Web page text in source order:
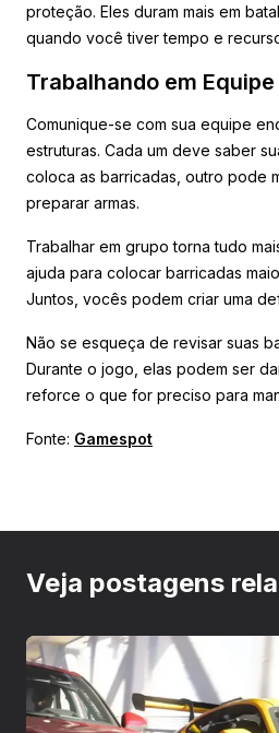
proteção. Eles duram mais em
quando você tiver tempo e
Trabalhando em Equipe
Comunique-se com sua equipe
estruturas. Cada um deve saber
coloca as barricadas, outro pode
preparar armas.
Trabalhar em grupo torna tudo
ajuda para colocar barricadas
Juntos, vocês podem criar uma
Não se esqueça de revisar suas
Durante o jogo, elas podem ser
reforce o que for preciso para
Fonte: Gamespot
Veja postagens